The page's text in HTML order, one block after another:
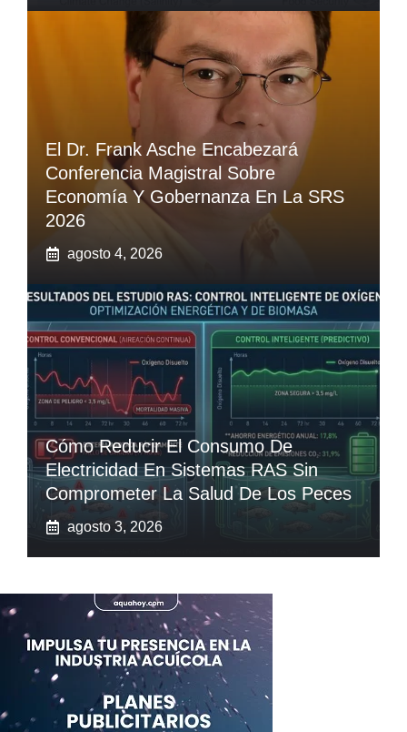
El Dr. Frank Asche Encabezará
Conferencia Magistral Sobre
Economía Y Gobernanza En La SRS
2026
agosto 4, 2026
Cómo Reducir El Consumo De
Electricidad En Sistemas RAS Sin
Comprometer La Salud De Los Peces
agosto 3, 2026